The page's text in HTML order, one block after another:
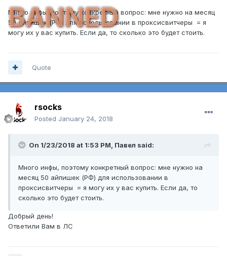
BANNED
Много инфы, поэтому конкретный вопрос: мне нужно на месяц
50 айпишек (РФ) для использовании в проксисвитчеры = я
могу их у вас купить. Если да, то сколько это будет стоить.
Quote
rsocks
Posted January 24, 2018
On 1/23/2018 at 1:53 PM, Павел said:
Много инфы, поэтому конкретный вопрос: мне нужно на
месяц 50 айпишек (РФ) для использовании в
проксисвитчеры = я могу их у вас купить. Если да, то
сколько это будет стоить.
Добрый день!
Ответили Вам в ЛС